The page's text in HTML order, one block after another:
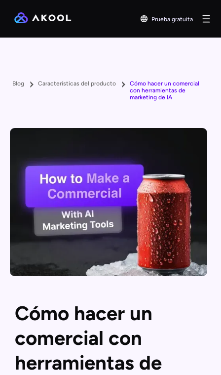
Prueba gratuita
Blog Características del producto
Cómo hacer un comercial
con herramientas de
marketing de IA
Cómo hacer un
comercial con
herramientas de